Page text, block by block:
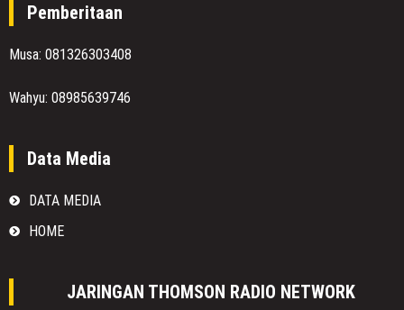
Pemberitaan
Musa: 081326303408
Wahyu: 08985639746
Data Media
DATA MEDIA
HOME
JARINGAN THOMSON RADIO NETWORK